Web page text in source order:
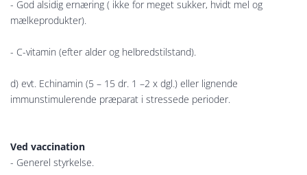
- God alsidig ernæring ( ikke for meget sukker, hvidt mel og
mælkeprodukter).
- C-vitamin (efter alder og helbredstilstand).
d) evt. Echinamin (5 – 15 dr. 1 –2 x dgl.) eller lignende
immunstimulerende præparat i stressede perioder.
Ved vaccination
- Generel styrkelse.